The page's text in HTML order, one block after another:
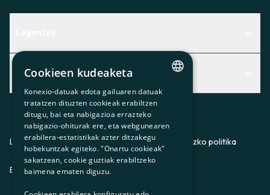
Centro de Ayuda
Aurkitu zerbitzurik egokiena zuretzat
Contacto
Albisteak
Albisteak
Bazkideen txokoa
Prentsa
Gurekin lan egin
Lege-oharraPribatutasun-politikaCookieei buruzko politika
ES CAGLEU
CATALAN
SPANISH
GL
BASQUE
Cookieen kudeaketa
Konexio-datuak edota gailuaren datuak
tratatzen dituzten cookieak erabiltzen
ditugu, bai eta nabigazioa errazteko
nabigazio-ohiturak ere, eta webgunearen
erabilera-estatistikak azter ditzakegu
hobekuntzak egiteko. "Onartu cookieak"
sakatzean, cookie guztiak erabiltzeko
baimena ematen diguzu.